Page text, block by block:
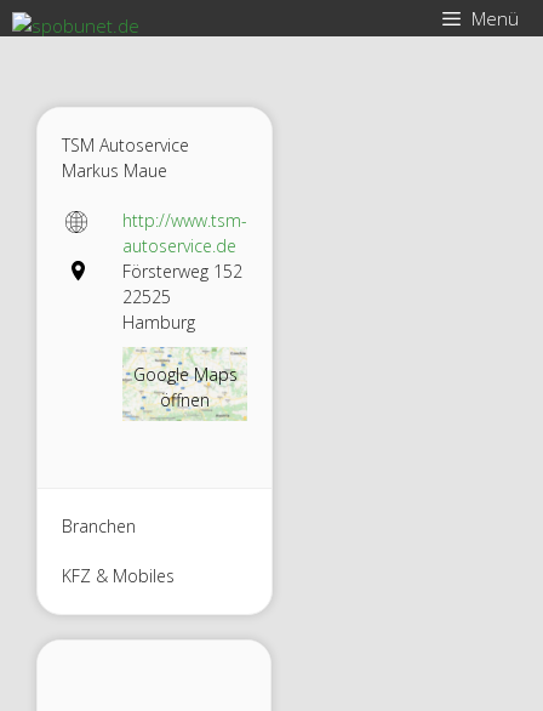
Zum
Inhalt
Menü
TSM Autoservice
Markus Maue
http://www.tsm-
autoservice.de
Försterweg 152
22525
Hamburg
Google Maps
öffnen
Branchen
KFZ & Mobiles